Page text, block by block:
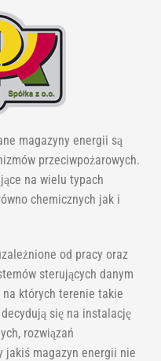
magazyny energii są
przeciwpożarowych.
na wielu typach
chemicznych jak i
od pracy oraz
sterujących danym
których terenie takie
się na instalację
rozwiązań
jakiś magazyn energii nie